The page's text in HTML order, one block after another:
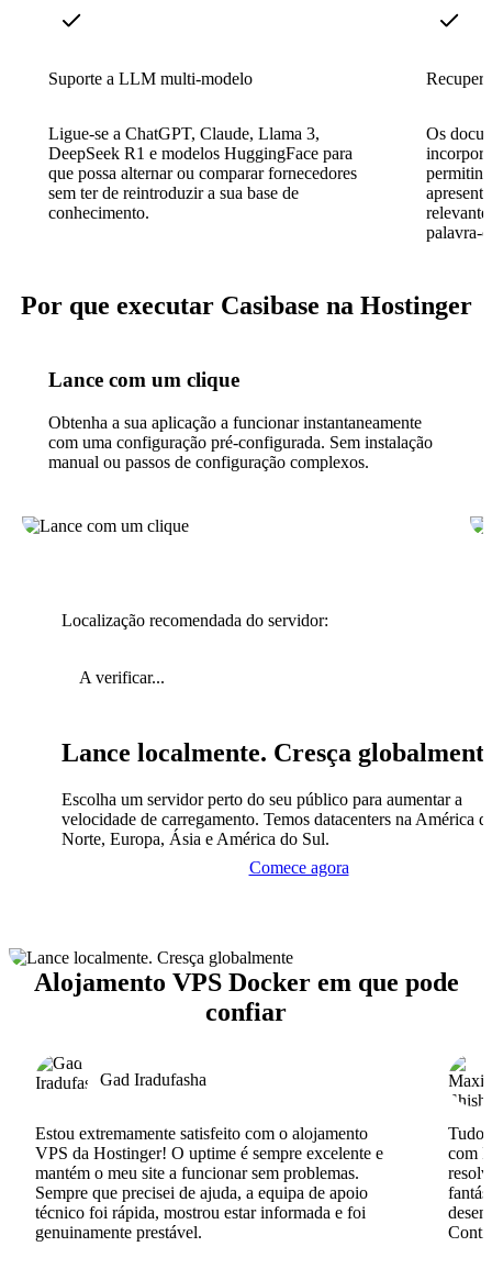
Suporte a LLM multi-modelo
Ligue-se a ChatGPT, Claude, Llama 3,
DeepSeek R1 e modelos HuggingFace para
que possa alternar ou comparar fornecedores
sem ter de reintroduzir a sua base de
conhecimento.
Os
palavra-
Por que executar Casibase na Hostinger
Lance com um clique
Obtenha a sua aplicação a funcionar instantaneamente
com uma configuração pré-configurada. Sem instalação
manual ou passos de configuração complexos.
Localização recomendada do servidor:
A verificar...
Lance localmente. Cresça
Escolha um servidor perto do seu público para aumentar a
velocidade de carregamento. Temos datacenters na América
Norte, Europa, Ásia e América do Sul.
Comece agora
Alojamento VPS Docker em que pode
confiar
Gad Iradufasha
Estou extremamente satisfeito com o alojamento
VPS da Hostinger! O uptime é sempre excelente e
mantém o meu site a funcionar sem problemas.
Sempre que precisei de ajuda, a equipa de apoio
técnico foi rápida, mostrou estar informada e foi
genuinamente prestável.
Tudo
com